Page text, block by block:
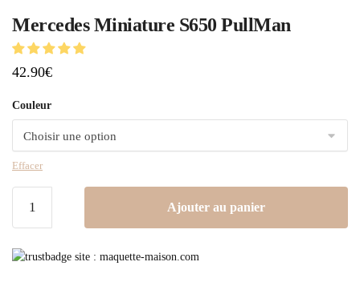
Mercedes Miniature S650 PullMan
42.90€
Couleur
Effacer
Ajouter au panier